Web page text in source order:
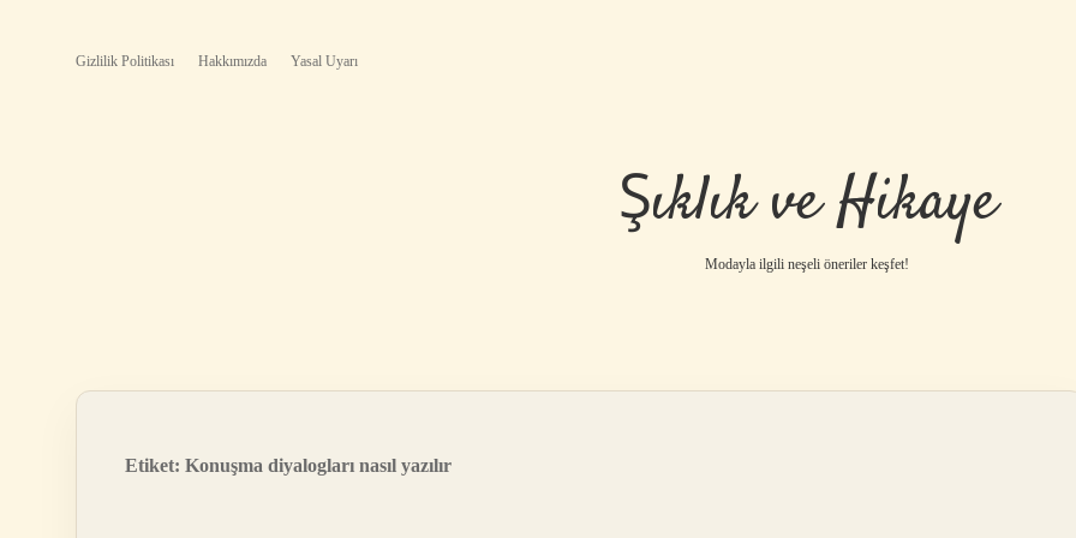
Gizlilik Politikası Hakkımızda Yasal Uyarı
Şıklık ve Hikaye
Modayla ilgili neşeli öneriler keşfet!
Etiket: Konuşma diyalogları nasıl yazılır